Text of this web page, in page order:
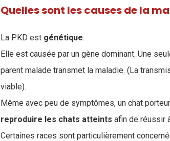
Quelles sont les causes de la
La PKD est génétique.
Elle est causée par un gène dominant. Une
parent malade transmet la maladie. (La
viable).
Même avec peu de symptômes, un chat
reproduire les chats atteints afin de réussir
Certaines races sont particulièrement